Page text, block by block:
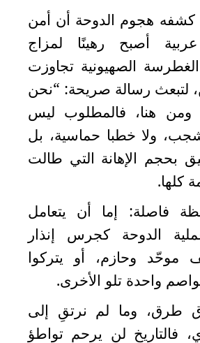
كشفه هجوم الدوحة أن أمن
أصبح رهينًا لمزاج
الغطرسة الصهيونية تجاوزت
لتبعث رسالة صريحة: “نحن
ومن هنا، فالمطلوب ليس
ولا خطبا حماسية، بل
بحجم الإهانة التي طالت
كلها.
فاصلة: إما أن يتعامل
الدوحة كجرس إنذار
موحّد وحازم، أو يتركوا
واحدة تلو الأخرى.
طرق، وما لم نرتقِ إلى
فالتاريخ لن يرحم تواطؤ